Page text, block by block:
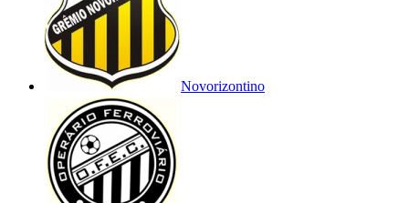
Novorizontino